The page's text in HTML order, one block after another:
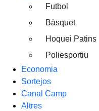
Futbol
Bàsquet
Hoquei Patins
Poliesportiu
Economia
Sortejos
Canal Camp
Altres